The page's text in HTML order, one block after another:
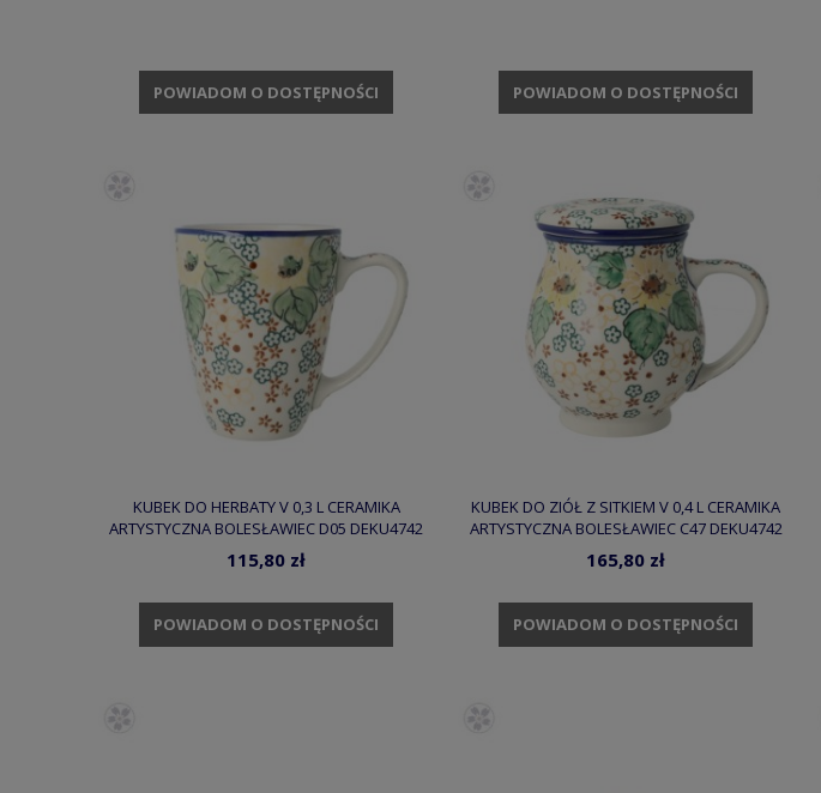
POWIADOM O DOSTĘPNOŚCI POWIADOM O DOSTĘPNOŚCI
KUBEK DO HERBATY V 0,3 L CERAMIKA
ARTYSTYCZNA BOLESŁAWIEC D05 DEKU4742
115,80 zł
POWIADOM O DOSTĘPNOŚCI
KUBEK DO ZIÓŁ Z SITKIEM V 0,4 L CERAMIKA
ARTYSTYCZNA BOLESŁAWIEC C47 DEKU4742
165,80 zł
POWIADOM O DOSTĘPNOŚCI